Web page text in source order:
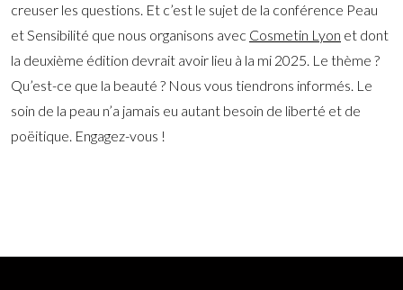
creuser les questions. Et c’est le sujet de la conférence Peau
et Sensibilité que nous organisons avec Cosmetin Lyon et dont
la deuxième édition devrait avoir lieu à la mi 2025. Le thème ?
Qu’est-ce que la beauté ? Nous vous tiendrons informés. Le
soin de la peau n’a jamais eu autant besoin de liberté et de
poëitique. Engagez-vous !